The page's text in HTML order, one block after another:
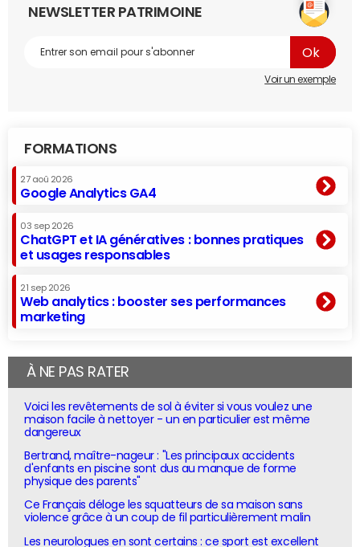
NEWSLETTER PATRIMOINE
Voir un exemple
FORMATIONS
27 aoû 2026
Google Analytics GA4
03 sep 2026
ChatGPT et IA génératives : bonnes pratiques
et usages responsables
21 sep 2026
Web analytics : booster ses performances
marketing
À NE PAS RATER
Voici les revêtements de sol à éviter si vous voulez une
maison facile à nettoyer - un en particulier est même
dangereux
Bertrand, maître-nageur : "Les principaux accidents
d'enfants en piscine sont dus au manque de forme
physique des parents"
Ce Français déloge les squatteurs de sa maison sans
violence grâce à un coup de fil particulièrement malin
Les neurologues en sont certains : ce sport est excellent